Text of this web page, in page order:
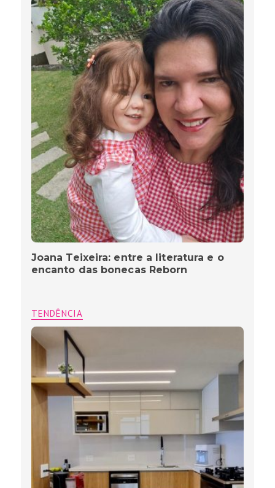
Joana Teixeira: entre a literatura e o
encanto das bonecas Reborn
TENDÊNCIA